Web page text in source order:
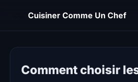
Cuisiner Comme Un Chef
Comment choisir